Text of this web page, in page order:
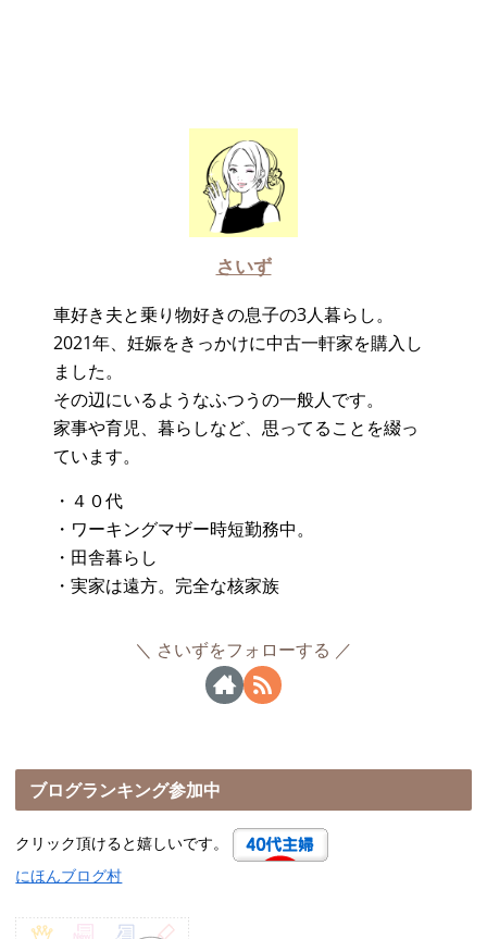
さいず
車好き夫と乗り物好きの息子の3人暮らし。
2021年、妊娠をきっかけに中古一軒家を購入し
ました。
その辺にいるようなふつうの一般人です。
家事や育児、暮らしなど、思ってることを綴っ
ています。
・４０代
・ワーキングマザー時短勤務中。
・田舎暮らし
・実家は遠方。完全な核家族
さいずをフォローする
ブログランキング参加中
クリック頂けると嬉しいです。
にほんブログ村